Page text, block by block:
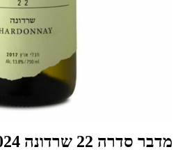
מדבר סדרה 22 שרדונה 2024